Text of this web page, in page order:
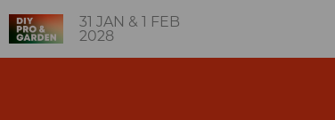
31 JAN & 1 FEB
2028